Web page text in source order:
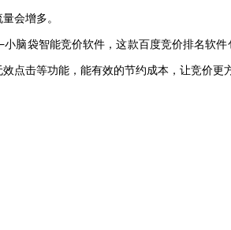
会增多。
脑袋智能竞价软件，这款百度竞价排名软件
点击等功能，能有效的节约成本，让竞价更